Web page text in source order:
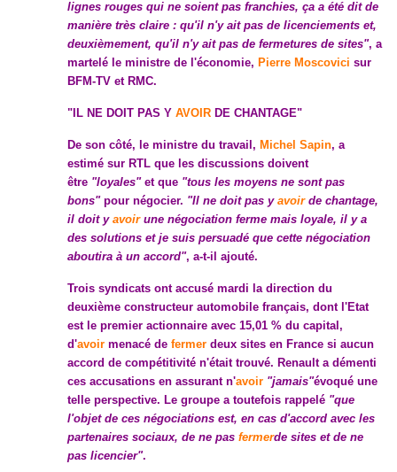
lignes rouges qui ne soient pas franchies, ça a été dit de
manière très claire : qu'il n'y ait pas de licenciements et,
deuxièmement, qu'il n'y ait pas de fermetures de sites", a
martelé le ministre de l'économie, Pierre Moscovici sur
BFM-TV et RMC.
"IL NE DOIT PAS Y AVOIR DE CHANTAGE"
De son côté, le ministre du travail, Michel Sapin, a
estimé sur RTL que les discussions doivent
être "loyales"et que "tous les moyens ne sont pas
bons"pour négocier. "Il ne doit pas y avoirde chantage,
il doit y avoirune négociation ferme mais loyale, il y a
des solutions et je suis persuadé que cette négociation
aboutira à un accord", a-t-il ajouté.
Trois syndicats ont accusé mardi la direction du
deuxième constructeur automobile français, dont l'Etat
est le premier actionnaire avec 15,01 % du capital,
d'avoir menacé de fermer deux sites en France si aucun
accord de compétitivité n'était trouvé. Renault a démenti
ces accusations en assurant n'avoir "jamais"évoqué une
telle perspective. Le groupe a toutefois rappelé "que
l'objet de ces négociations est, en cas d'accord avec les
partenaires sociaux, de ne pas fermerde sites et de ne
pas licencier".